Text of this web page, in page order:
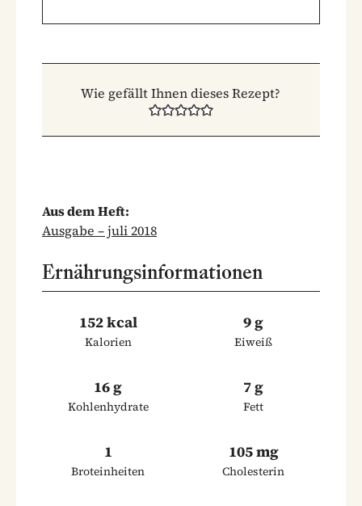
Wie gefällt Ihnen dieses Rezept?
Aus dem Heft:
Ausgabe – juli 2018
Ernährungsinformationen
152 kcal
Kalorien
9 g
Eiweiß
16 g
Kohlenhydrate
7 g
Fett
1
Broteinheiten
105 mg
Cholesterin